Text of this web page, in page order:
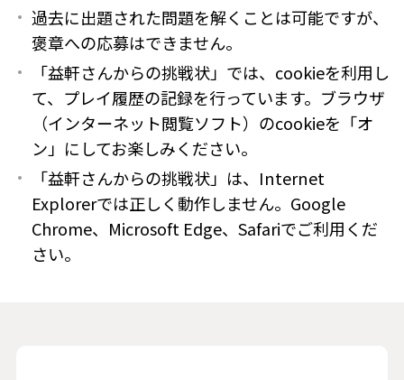
過去に出題された問題を解くことは可能ですが、
褒章への応募はできません。
「益軒さんからの挑戦状」では、cookieを利用し
て、プレイ履歴の記録を行っています。ブラウザ
（インターネット閲覧ソフト）のcookieを「オ
ン」にしてお楽しみください。
「益軒さんからの挑戦状」は、Internet
Explorerでは正しく動作しません。Google
Chrome、Microsoft Edge、Safariでご利用くだ
さい。